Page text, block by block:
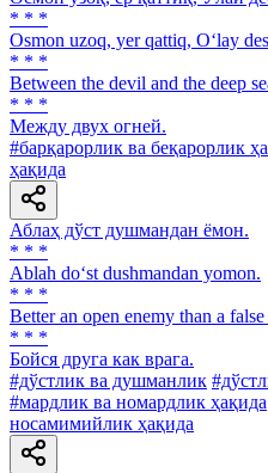
* * *
Osmon uzoq, yer qattiq, O‘lay
* * *
Between the devil and the deep
* * *
Между двух огней.
#барқарорлик ва беқарорлик
ҳақида
Аблаҳ дўст душмандан ёмон.
* * *
Ablah do‘st dushmandan yomon.
* * *
Better an open enemy than a
* * *
Бойся друга как врага.
#дўстлик ва душманлик
#мардлик ва номардлик ҳақида
носамимийлик ҳақида